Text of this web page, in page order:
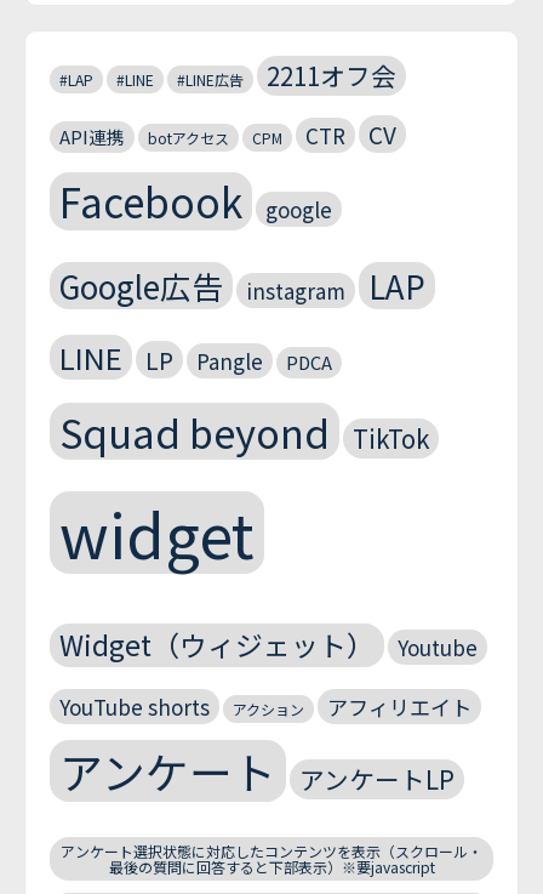
#LAP #LINE #LINE広告 2211オフ会
API連携 botアクセス CPM CTR CV
Facebook google
Google広告 instagram LAP
LINE LP Pangle PDCA
Squad beyond TikTok
widget
Widget（ウィジェット）
Youtube
YouTube shorts
アクション アフィリエイト
アンケート アンケートLP
アンケート選択状態に対応したコンテンツを表示（スクロール・
最後の質問に回答すると下部表示）※要javascript